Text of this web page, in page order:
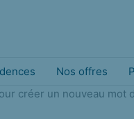
Nos offres
créer un nouveau mot